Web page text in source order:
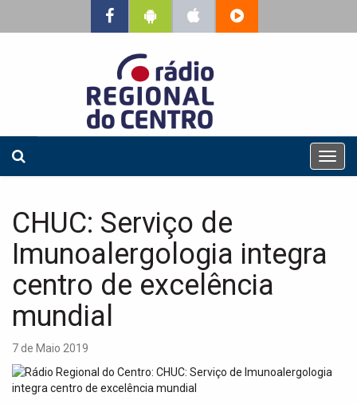
T
o
i
CHUC: Serviço de
Imunoalergologia integra
centro de excelência
mundial
7 de Maio 2019